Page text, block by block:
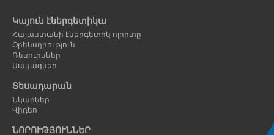
Կայուն էներգետիկա
Հայաստանի էներգետիկ ոլորտը
Օրենսդրություն
Ռեսուրսներ
Սակագներ
Տեսադարան
Նկարներ
Վիդեո
ՆՈՐՈՒԹՅՈՒՆՆԵՐ